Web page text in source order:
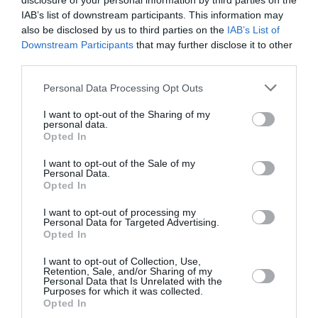
IAB’s list of downstream participants. This information may
also be disclosed by us to third parties on the IAB’s List of
Downstream Participants that may further disclose it to other
Personal Data Processing Opt Outs
I want to opt-out of the Sharing of my
personal data.
Opted In
I want to opt-out of the Sale of my
Personal Data.
Opted In
I want to opt-out of processing my
Personal Data for Targeted Advertising.
Opted In
I want to opt-out of Collection, Use,
Retention, Sale, and/or Sharing of my
Personal Data that Is Unrelated with the
Purposes for which it was collected.
Opted In
l’intera provincia, quella di mettere in campo
attività legali capaci di soddisfare il complesso
mercato del lavoro agricolo, istituendo modalità
di accesso al mercato del lavoro lecite attraverso
un luogo pubblico e controllato dalle istituzioni
dove si possano incontrare domanda e offerta di
«Non bisogna dimenticare che il caporalato
incide gravemente sulle aziende che scelgono di
operare con manodopera regolare – ha
libera concorrenza con effetti molto negativi
sulle attività medesime e che è responsabile
anche del degrado delle aree urbane. In altre